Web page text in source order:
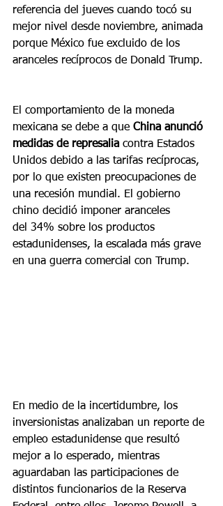
referencia del jueves cuando tocó su
mejor nivel desde noviembre, animada
porque México fue excluido de los
aranceles recíprocos de Donald Trump.
El comportamiento de la moneda
mexicana se debe a que China anunció
medidas de represalia contra Estados
Unidos debido a las tarifas recíprocas,
por lo que existen preocupaciones de
una recesión mundial. El gobierno
chino decidió imponer aranceles
del 34% sobre los productos
estadunidenses, la escalada más grave
en una guerra comercial con Trump.
En medio de la incertidumbre, los
inversionistas analizaban un reporte de
empleo estadunidense que resultó
mejor a lo esperado, mientras
aguardaban las participaciones de
distintos funcionarios de la Reserva